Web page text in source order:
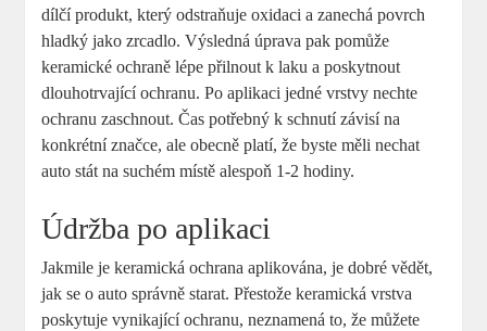
dílčí produkt, ‍který odstraňuje oxidaci⁣ a ​zanechá povrch
⁢hladký jako zrcadlo. Výsledná úprava ​pak pomůže⁤
keramické ochraně lépe přilnout k laku a ⁤poskytnout ​
dlouhotrvající ochranu. Po ⁣aplikaci‌ jedné ​vrstvy nechte
ochranu zaschnout. ‍Čas potřebný‍ k schnutí závisí​ na
konkrétní značce, ale obecně ​platí, že byste měli nechat
auto stát na suchém místě alespoň 1-2 hodiny.
Údržba po‍ aplikaci
Jakmile je⁤ keramická ochrana​ aplikována, je ⁢dobré⁢ vědět,
jak se ⁢o auto správně⁢ starat. Přestože keramická‍ vrstva
poskytuje vynikající⁢ ochranu, neznamená to,‍ že můžete